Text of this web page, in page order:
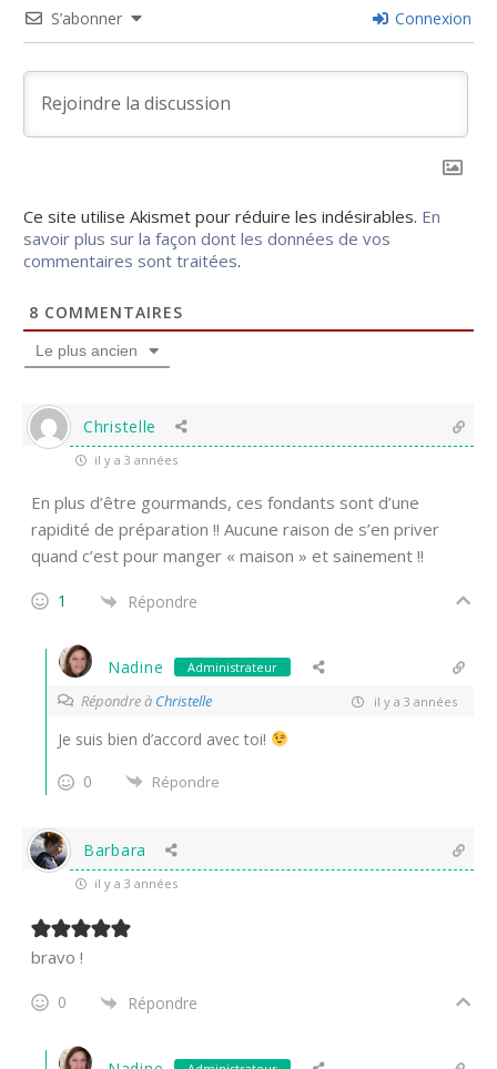
S’abonner Connexion
Ce site utilise Akismet pour réduire les indésirables. En
savoir plus sur la façon dont les données de vos
commentaires sont traitées.
8 COMMENTAIRES
Le plus ancien
Christelle
il y a 3 années
En plus d’être gourmands, ces fondants sont d’une
rapidité de préparation !! Aucune raison de s’en priver
quand c’est pour manger « maison » et sainement !!
1 Répondre
Nadine Administrateur
Répondre à Christelle il y a 3 années
Je suis bien d’accord avec toi!
0
Répondre
Barbara
il y a 3 années
bravo !
0 Répondre